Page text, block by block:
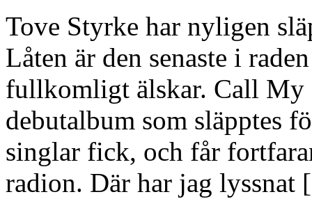
Tove Styrke har nyligen
Låten är den senaste i
fullkomligt älskar. Call My
debutalbum som släpptes
singlar fick, och får
radion. Där har jag